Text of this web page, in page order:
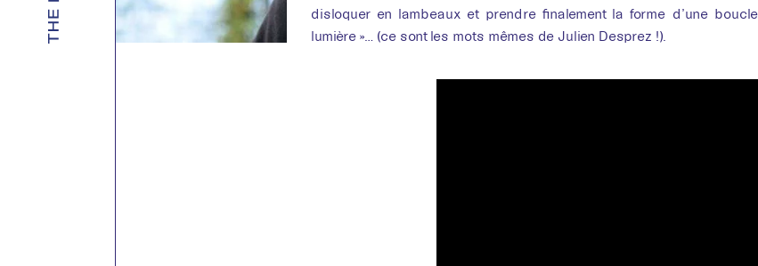
disloquer en lambeaux et prendre finalement la forme d’une
lumière »… (ce sont les mots mêmes de Julien Desprez !).